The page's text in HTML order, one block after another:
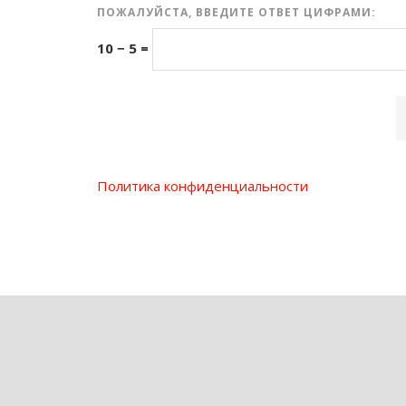
ПОЖАЛУЙСТА, ВВЕДИТЕ ОТВЕТ ЦИФРАМИ:
10 − 5 =
Политика конфиденциальности